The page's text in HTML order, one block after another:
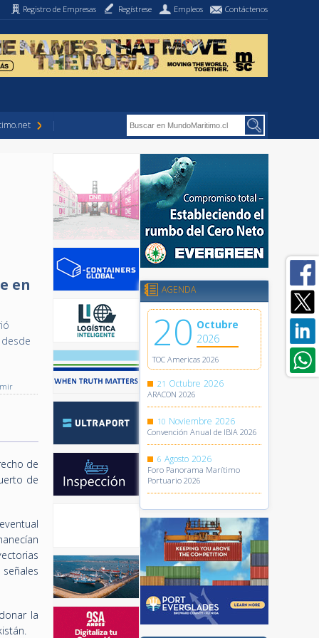
Registro de Empresas Regístrese Empleos Contáctenos
en
de
de
la
AGENDA
20 Octubre
2026
TOC Americas 2026
21 Octubre 2026
ARACON 2026
10 Noviembre 2026
Convención Anual de IBIA 2026
6 Agosto 2026
Foro Panorama Marítimo
Portuario 2026